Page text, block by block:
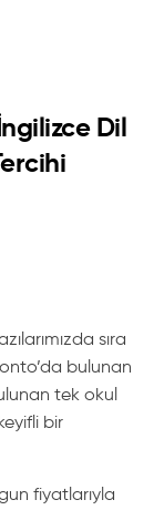
Dil
sıra
bulunan
tek okul
bir
fiyatlarıyla